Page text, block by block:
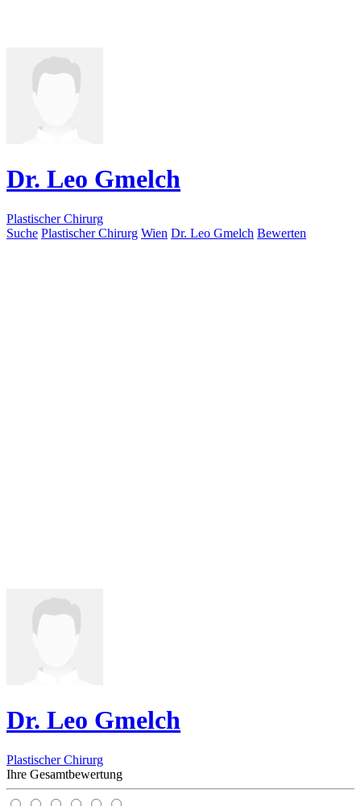
Dr. Leo Gmelch
Plastischer Chirurg
Suche Plastischer Chirurg Wien Dr. Leo Gmelch Bewerten
Dr. Leo Gmelch
Plastischer Chirurg
Ihre Gesamtbewertung